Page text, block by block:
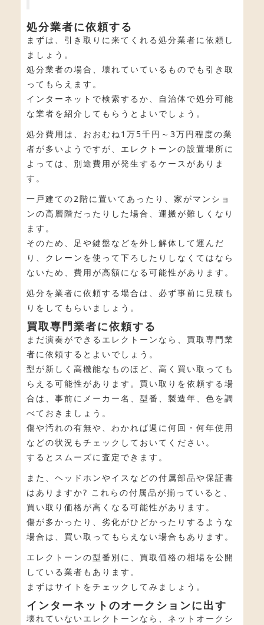
処分業者に依頼する
まずは、引き取りに来てくれる処分業者に依頼し
ましょう。
処分業者の場合、壊れていているものでも引き取
ってもらえます。
インターネットで検索するか、自治体で処分可能
な業者を紹介してもらうとよいでしょう。
処分費用は、おおむね1万5千円～3万円程度の業
者が多いようですが、エレクトーンの設置場所に
よっては、別途費用が発生するケースがありま
す。
一戸建ての2階に置いてあったり、家がマンショ
ンの高層階だったりした場合、運搬が難しくなり
ます。
そのため、足や鍵盤などを外し解体して運んだ
り、クレーンを使って下ろしたりしなくてはなら
ないため、費用が高額になる可能性があります。
処分を業者に依頼する場合は、必ず事前に見積も
りをしてもらいましょう。
買取専門業者に依頼する
まだ演奏ができるエレクトーンなら、買取専門業
者に依頼するとよいでしょう。
型が新しく高機能なものほど、高く買い取っても
らえる可能性があります。買い取りを依頼する場
合は、事前にメーカー名、型番、製造年、色を調
べておきましょう。
傷や汚れの有無や、わかれば週に何回・何年使用
などの状況もチェックしておいてください。
するとスムーズに査定できます。
また、ヘッドホンやイスなどの付属部品や保証書
はありますか? これらの付属品が揃っていると、
買い取り価格が高くなる可能性があります。
傷が多かったり、劣化がひどかったりするような
場合は、買い取ってもらえない場合もあります。
エレクトーンの型番別に、買取価格の相場を公開
している業者もあります。
まずはサイトをチェックしてみましょう。
インターネットのオークションに出す
壊れていないエレクトーンなら、ネットオークシ